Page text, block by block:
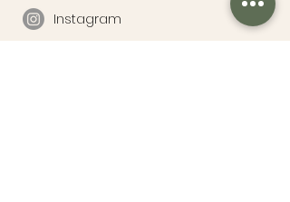
Instagram